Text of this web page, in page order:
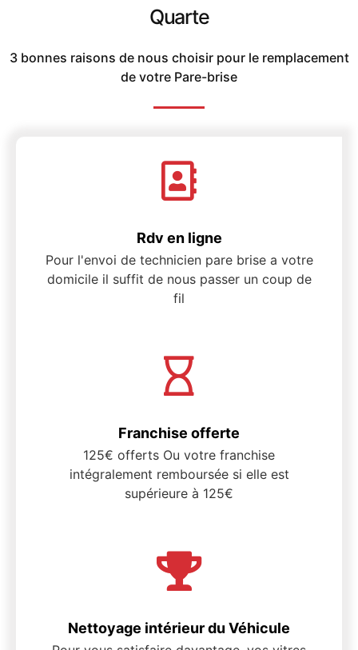
Quarte
3 bonnes raisons de nous choisir pour le remplacement
de votre Pare-brise
Rdv en ligne
Pour l'envoi de technicien pare brise a votre
domicile il suffit de nous passer un coup de
fil
Franchise offerte
125€ offerts Ou votre franchise
intégralement remboursée si elle est
supérieure à 125€
Nettoyage intérieur du Véhicule